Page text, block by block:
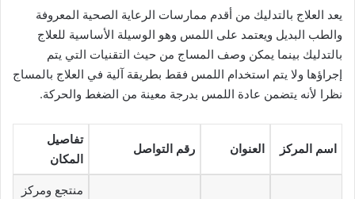
يعد العلاج بالتدليك من أقدم ممارسات الرعاية الصحية المعروفة
والطب البديل ويعتمد على اللمس وهو الوسيلة الأساسية للعلاج
بالتدليك بينما يمكن وصف المساج من حيث التقنيات التي يتم
إجراؤها ولا يتم استخدام اللمس فقط بطريقة آلية في العلاج بالمساج
نظرا لأنه يتضمن عادة اللمس بدرجة معينة من الضغط والحركة.
اسم المركز العنوان رقم التواصل
تفاصيل
المكان
منتجع ومركز